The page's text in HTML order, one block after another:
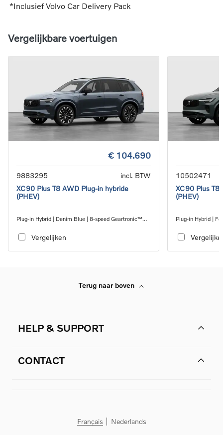
*Inclusief Volvo Car Delivery Pack
Vergelijkbare voertuigen
€ 104.690
9883295
incl. BTW
XC90 Plus T8 AWD Plug-in hybride
(PHEV)
Plug-in Hybrid | Denim Blue | 8-speed Geartronic™
Vergelijken
10502471
XC90 Plus T8
(PHEV)
Plug-in Hybrid |
Terug naar boven
HELP & SUPPORT
CONTACT
Français Nederlands